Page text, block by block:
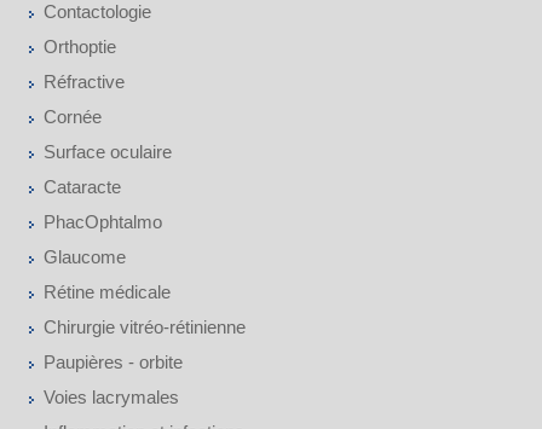
Contactologie
Orthoptie
Réfractive
Cornée
Surface oculaire
Cataracte
PhacOphtalmo
Glaucome
Rétine médicale
Chirurgie vitréo-rétinienne
Paupières - orbite
Voies lacrymales